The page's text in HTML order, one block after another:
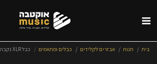
בית חנות אבזרים לקלידים כבלים ומתאמים כבל XLR נקבה ל AUX 6.5 זכר